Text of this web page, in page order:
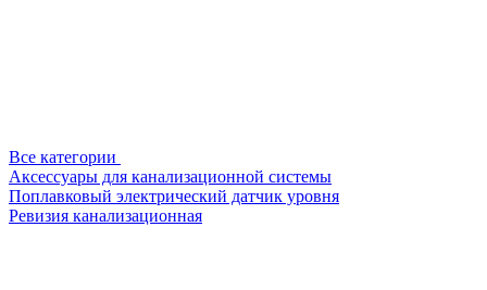
Все категории
Аксессуары для канализационной системы
Поплавковый электрический датчик уровня
Ревизия канализационная